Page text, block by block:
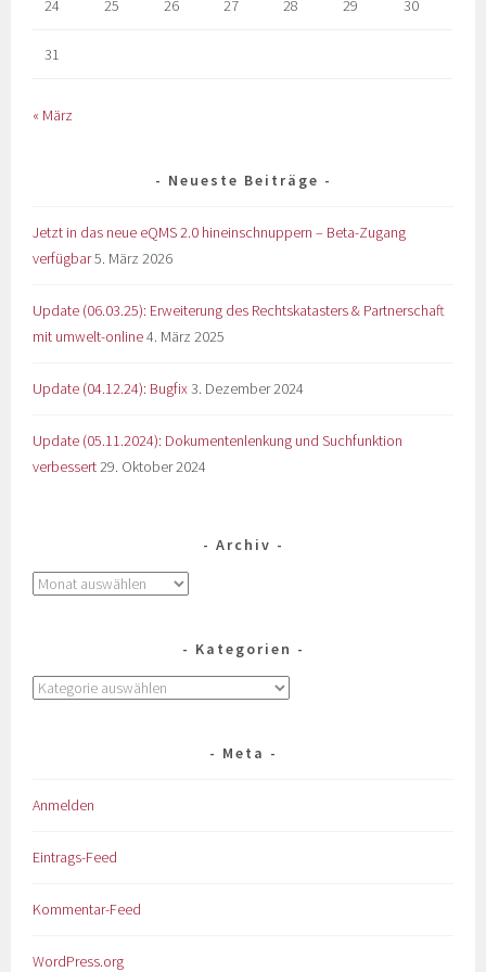
24 25 26 27 28 29 30
31
« März
Neueste Beiträge
Jetzt in das neue eQMS 2.0 hineinschnuppern – Beta-Zugang
verfügbar5. März 2026
Update (06.03.25): Erweiterung des Rechtskatasters & Partnerschaft
mit umwelt-online4. März 2025
Update (04.12.24): Bugfix3. Dezember 2024
Update (05.11.2024): Dokumentenlenkung und Suchfunktion
verbessert29. Oktober 2024
Archiv
Kategorien
Meta
Anmelden
Eintrags-Feed
Kommentar-Feed
WordPress.org